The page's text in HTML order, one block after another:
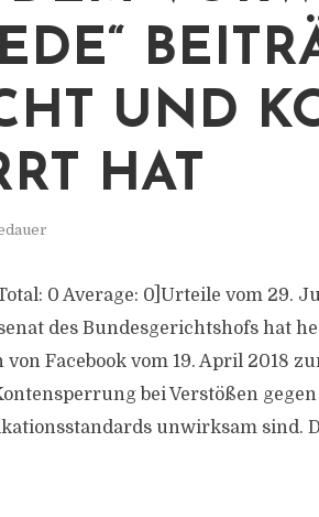
UND
HAT
0 Average: 0]Urteile vom 29.
des Bundesgerichtshofs hat
Facebook vom 19. April 2018
bei Verstößen
unwirksam sind.